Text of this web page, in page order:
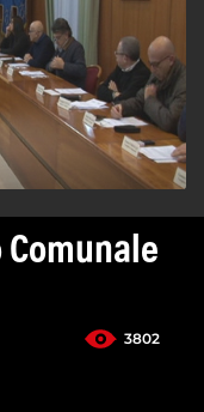
3802